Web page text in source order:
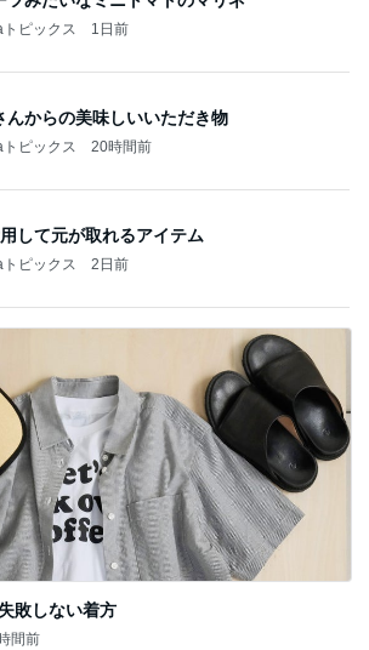
ピックス 1日前
んからの美味しいいただき物
ピックス 20時間前
して元が取れるアイテム
ピックス 2日前
敗しない着方
間前